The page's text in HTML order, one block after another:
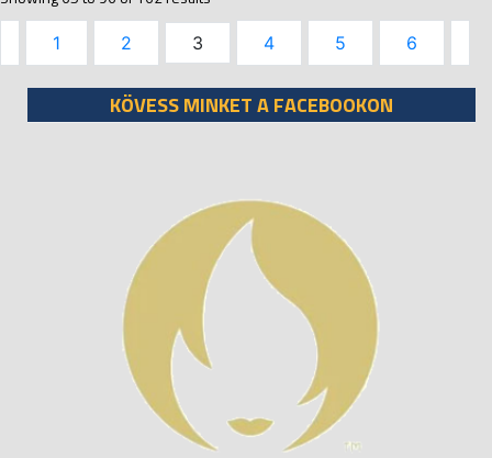
1 2 3 4 5 6
KÖVESS MINKET A FACEBOOKON